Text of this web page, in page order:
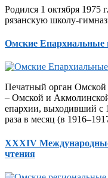
Родился 1 октября 1975
рязанскую школу-
Омские Епархиальные
Печатный орган Омской
– Омской и
епархии, выходивший с
раза в месяц (в
XXXIV Международные
чтения